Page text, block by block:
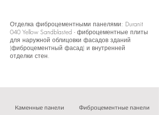
Отделка фиброцементными панелями: Duranit
040 Yellow Sandblasted - фиброцементные плиты
для наружной облицовки фасадов зданий
(фиброцементный фасад) и внутренней
отделки стен.
Каменные панели Фиброцементные панели